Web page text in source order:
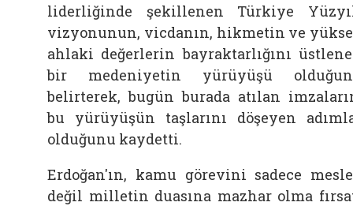
liderliğinde şekillenen Türkiye
vizyonunun, vicdanın, hikmetin ve
ahlaki değerlerin bayraktarlığını
bir medeniyetin yürüyüşü
belirterek, bugün burada atılan
bu yürüyüşün taşlarını döşeyen
olduğunu kaydetti.
Erdoğan'ın, kamu görevini sadece
değil milletin duasına mazhar olma